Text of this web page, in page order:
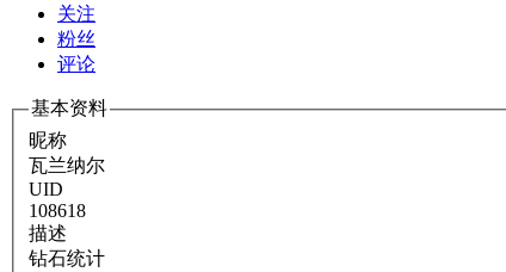
关注
粉丝
评论
基本资料
昵称
瓦兰纳尔
UID
108618
描述
钻石统计